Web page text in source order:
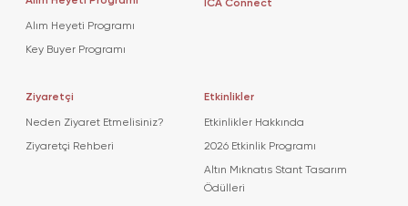
Alım Heyeti Programı
Key Buyer Programı
ICA Connect
Ziyaretçi
Neden Ziyaret Etmelisiniz?
Ziyaretçi Rehberi
Etkinlikler
Etkinlikler Hakkında
2026 Etkinlik Programı
Altın Mıknatıs Stant Tasarım
Ödülleri